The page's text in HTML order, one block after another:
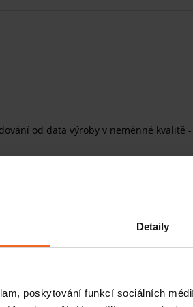
Detaily
poskytování funkcí sociálních
od data výroby v neměnné kvalitě -
guma Super Loop
Super Loop. Umožní vám udělat
a snížili riziko alergie na minimum
bodybuilderů i atletů